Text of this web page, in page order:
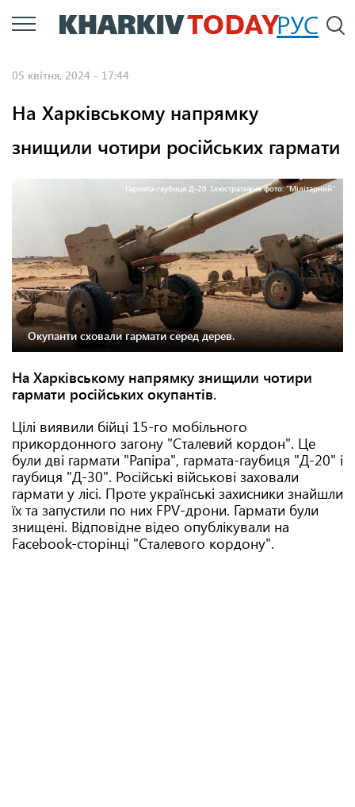
Перейти
до
РУС
05 квітня, 2024 - 17:44
На Харківському напрямку
знищили чотири російських гармати
Гармата-гаубиця Д-20. Ілюстративне фото: "Мілітарний"
Окупанти сховали гармати серед дерев.
На Харківському напрямку знищили чотири
гармати російських окупантів.
Цілі виявили бійці 15-го мобільного
прикордонного загону "Сталевий кордон". Це
були дві гармати "Рапіра", гармата-гаубиця "Д-20" і
гаубиця "Д-30". Російські військові заховали
гармати у лісі. Проте українські захисники знайшли
їх та запустили по них FPV-дрони. Гармати були
знищені. Відповідне відео опублікували на
Facebook-сторінці "Сталевого кордону".